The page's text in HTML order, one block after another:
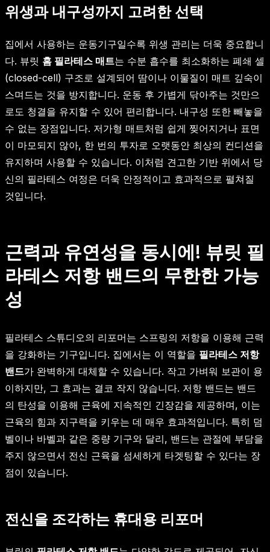
위생과 내구성까지 고려한 선택
집에서 사용하는 운동기구일수록 위생 관리는 더욱 중요합니
다. 뷰릿 홈 필라테스 매트는 수분 흡수를 최소화하는 폐쇄 셀
(closed-cell) 구조로 설계되어 땀이나 이물질이 매트 깊숙이
스며드는 것을 방지합니다. 운동 후 가볍게 닦아주는 것만으
로도 청결을 유지할 수 있어 편리합니다. 내구성 또한 빼놓을
수 없는 장점입니다. 저가형 매트처럼 쉽게 찢어지거나 표면
이 마모되지 않아, 한 번의 투자로 오랫동안 최상의 컨디션을
유지하며 사용할 수 있습니다. 이처럼 견고한 기반 위에서 당
신의 필라테스 여정은 더욱 안정적이고 효과적으로 펼쳐질
것입니다.
근력과 유연성을 동시에! 뷰릿 필
라테스 저항 밴드의 무한한 가능
성
필라테스 스튜디오의 리포머는 스프링의 저항을 이용해 근력
을 강화하는 기구입니다. 집에서는 이 역할을 필라테스 저항
밴드가 완벽하게 대체할 수 있습니다. 작고 가벼워 보관이 용
이하지만, 그 효과는 결코 작지 않습니다. 저항 밴드는 밴드
의 탄성을 이용해 근육에 지속적인 긴장감을 제공하며, 이는
근육의 힘과 지구력을 키우는 데 매우 효과적입니다. 특히 덤
벨이나 바벨과 같은 중량 기구와 달리, 밴드는 관절에 부담을
주지 않으면서 전신 근육을 섬세하게 타겟팅할 수 있다는 장
점이 있습니다.
전신을 조각하는 휴대용 리포머